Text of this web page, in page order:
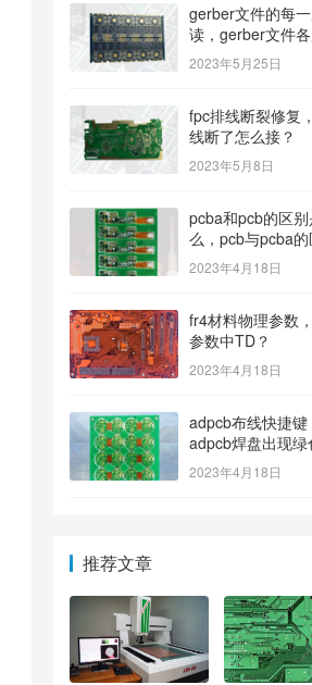
gerber文件的每
读，gerber文件
义？
2023年5月25日
fpc排线断裂修复
线断了怎么接？
2023年5月8日
pcba和pcb的区
么，pcb与pcba
联系？
2023年4月18日
fr4材料物理参数
参数中TD？
2023年4月18日
adpcb布线快捷键
adpcb焊盘出现绿
消除？
2023年4月18日
推荐文章